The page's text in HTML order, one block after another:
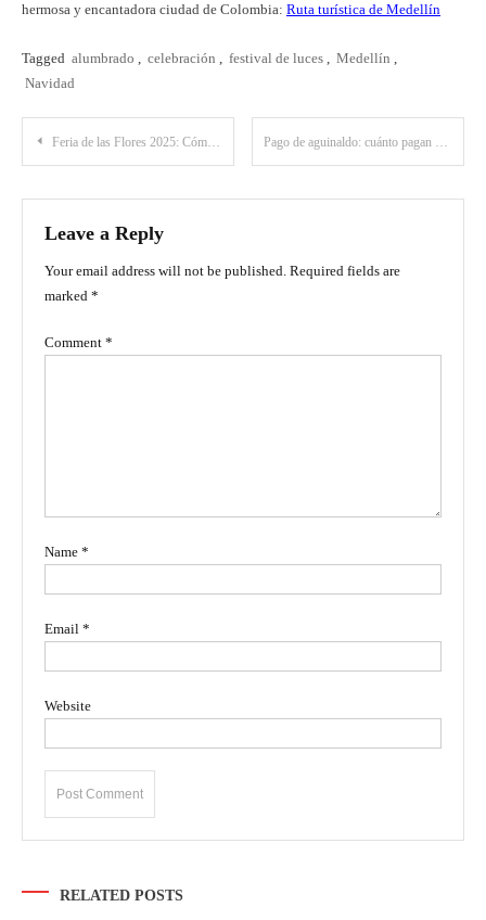
hermosa y encantadora ciudad de Colombia: Ruta turística de Medellín
Tagged alumbrado , celebración , festival de luces , Medellín ,
Navidad
Post
navigation
Feria de las Flores 2025: Cómo llegar y qué hacer en Medellín Pago de aguinaldo: cuánto pagan y cómo aprovecharlo para viajar
Leave a Reply
Your email address will not be published. Required fields are
marked *
Comment *
Name *
Email *
Website
RELATED POSTS